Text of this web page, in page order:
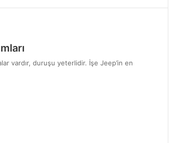
vardır, duruşu yeterlidir. İşe Jeep’in en